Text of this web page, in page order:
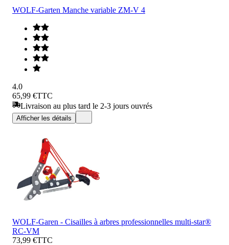
WOLF-Garten Manche variable ZM-V 4
4.0
65,99 €TTC
Livraison au plus tard le 2-3 jours ouvrés
Afficher les détails
WOLF-Garen - Cisailles à arbres professionnelles multi-star®
RC-VM
73,99 €TTC